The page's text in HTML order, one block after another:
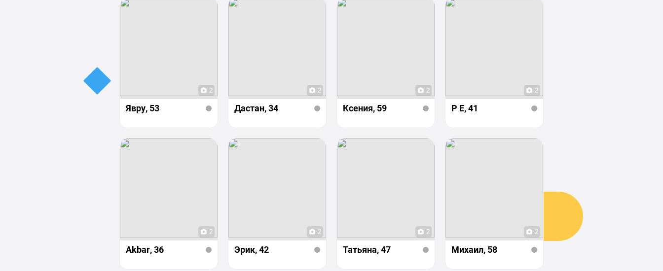
2
Явру, 53
2
Дастан, 34
2
Ксения, 59
2
Р Е, 41
2
Akbar, 36
2
Эрик, 42
2
Татьяна, 47
2
Михаил, 58